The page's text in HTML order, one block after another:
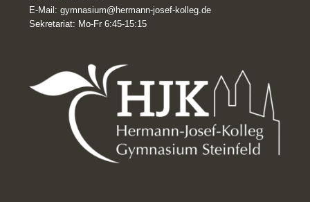
E-Mail: gymnasium@hermann-josef-kolleg.de
Sekretariat: Mo-Fr 6:45-15:15